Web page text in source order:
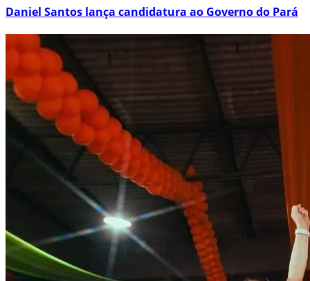
Daniel Santos lança candidatura ao Governo do Pará